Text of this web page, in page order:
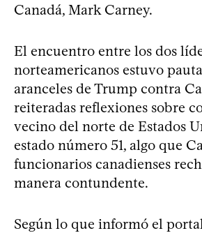
Canadá, Mark Carney.
El encuentro entre los dos
norteamericanos estuvo
aranceles de Trump contra
reiteradas reflexiones sobre
vecino del norte de Estados
estado número 51, algo que
funcionarios canadienses
manera contundente.
Según lo que informó el portal